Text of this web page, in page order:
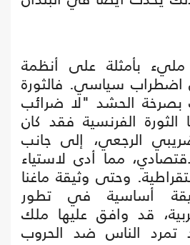
مليء بأمثلة على أنظمة
اضطراب سياسي. فالثورة
بصرخة الحشد "لا ضرائب
الفرنسية فقد كان
الرجعي، إلى جانب
مما أدى لاستياء
وحتى وثيقة ماغنا
أساسية في تطور
قد وافق عليها ملك
تمرد الناس ضد الحروب